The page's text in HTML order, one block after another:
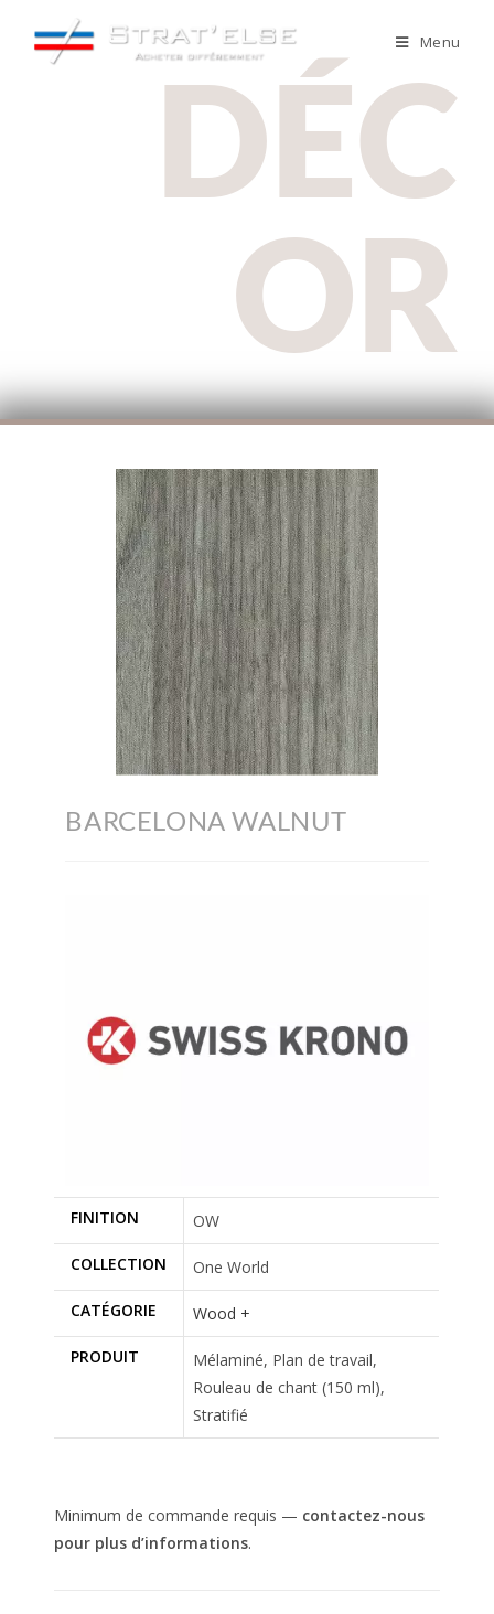
Menu
DÉC
OR
BARCELONA WALNUT
FINITION OW
COLLECTION One World
CATÉGORIE Wood +
PRODUIT
Mélaminé, Plan de travail,
Rouleau de chant (150 ml),
Stratifié
Minimum de commande requis — contactez-nous
pour plus d’informations.